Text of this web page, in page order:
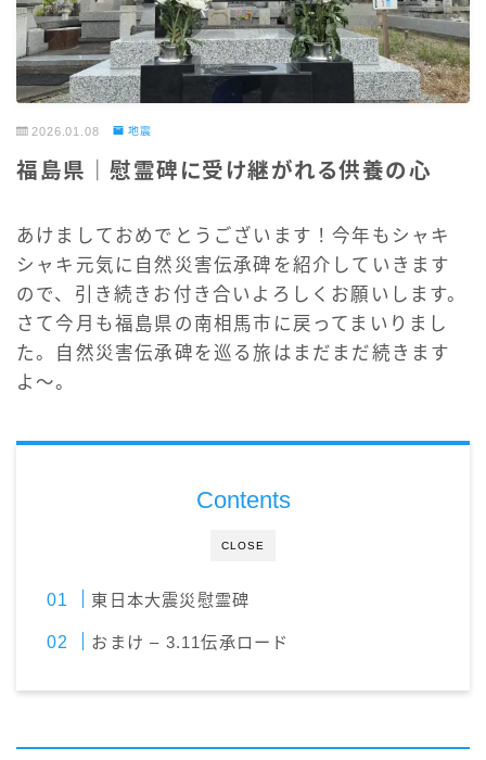
2026.01.08 地震
福島県｜慰霊碑に受け継がれる供養の心
あけましておめでとうございます！今年もシャキ
シャキ元気に自然災害伝承碑を紹介していきます
ので、引き続きお付き合いよろしくお願いします。
さて今月も福島県の南相馬市に戻ってまいりまし
た。自然災害伝承碑を巡る旅はまだまだ続きます
よ～。
CLOSE
Contents
東日本大震災慰霊碑
おまけ – 3.11伝承ロード